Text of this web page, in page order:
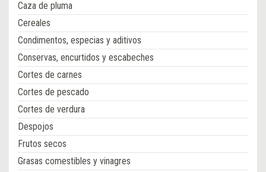
Caza de pluma
Cereales
Condimentos, especias y aditivos
Conservas, encurtidos y escabeches
Cortes de carnes
Cortes de pescado
Cortes de verdura
Despojos
Frutos secos
Grasas comestibles y vinagres